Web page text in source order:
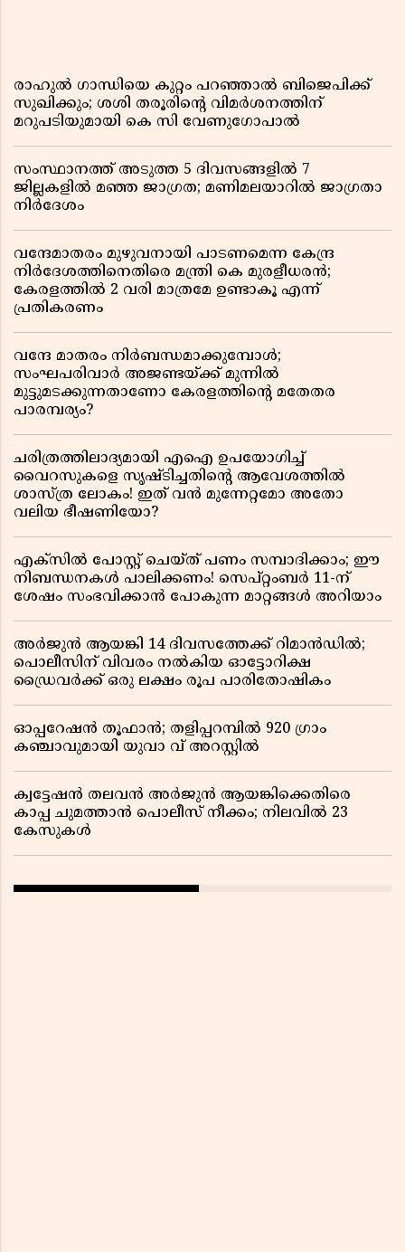
രാഹുൽ ഗാന്ധിയെ കുറ്റം പറഞ്ഞാൽ ബിജെപിക്ക്
സുഖിക്കും; ശശി തരൂരിന്റെ വിമർശനത്തിന്
മറുപടിയുമായി കെ സി വേണുഗോപാൽ
സംസ്ഥാനത്ത് അടുത്ത 5 ദിവസങ്ങളിൽ 7
ജില്ലകളിൽ മഞ്ഞ ജാഗ്രത; മണിമലയാറിൽ ജാഗ്രതാ
നിർദേശം
വന്ദേമാതരം മുഴുവനായി പാടണമെന്ന കേന്ദ്ര
നിർദേശത്തിനെതിരെ മന്ത്രി കെ മുരളീധരൻ;
കേരളത്തിൽ 2 വരി മാത്രമേ ഉണ്ടാകൂ എന്ന്
പ്രതികരണം
വന്ദേ മാതരം നിർബന്ധമാക്കുമ്പോൾ;
സംഘപരിവാർ അജണ്ടയ്ക്ക് മുന്നിൽ
മുട്ടുമടക്കുന്നതാണോ കേരളത്തിന്റെ മതേതര
പാരമ്പര്യം?
ചരിത്രത്തിലാദ്യമായി എഐ ഉപയോഗിച്ച്
വൈറസുകളെ സൃഷ്ടിച്ചതിന്റെ ആവേശത്തിൽ
ശാസ്ത്ര ലോകം! ഇത് വൻ മുന്നേറ്റമോ അതോ
വലിയ ഭീഷണിയോ?
എക്സിൽ പോസ്റ്റ് ചെയ്ത് പണം സമ്പാദിക്കാം; ഈ
നിബന്ധനകൾ പാലിക്കണം! സെപ്റ്റംബർ 11-ന്
ശേഷം സംഭവിക്കാൻ പോകുന്ന മാറ്റങ്ങൾ അറിയാം
അർജുൻ ആയങ്കി 14 ദിവസത്തേക്ക് റിമാൻഡിൽ;
പൊലീസിന് വിവരം നൽകിയ ഓട്ടോറിക്ഷ
ഡ്രൈവർക്ക് ഒരു ലക്ഷം രൂപ പാരിതോഷികം
ഓപ്പറേഷൻ തൂഫാൻ; തളിപ്പറമ്പിൽ 920 ഗ്രാം
കഞ്ചാവുമായി യുവാ വ് അറസ്റ്റിൽ
ക്വട്ടേഷൻ തലവൻ അർജുൻ ആയങ്കിക്കെതിരെ
കാപ്പ ചുമത്താൻ പൊലീസ് നീക്കം; നിലവിൽ 23
കേസുകൾ